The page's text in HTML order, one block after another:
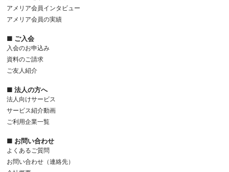
アメリア会員インタビュー
アメリア会員の実績
■ ご入会
入会のお申込み
資料のご請求
ご友人紹介
■ 法人の方へ
法人向けサービス
サービス紹介動画
ご利用企業一覧
■ お問い合わせ
よくあるご質問
お問い合わせ（連絡先）